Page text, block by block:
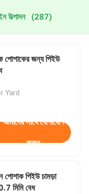
(287)
পোশাকের জন্য পিইউ
Yard
আমাদের সাথে যোগাযোগ
করুন
পোশাক পিইউ চামড়া
মিমি বেধ